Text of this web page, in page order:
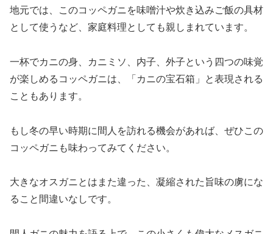
地元では、このコッペガニを味噌汁や炊き込みご飯の具材
として使うなど、家庭料理としても親しまれています。
一杯でカニの身、カニミソ、内子、外子という四つの味覚
が楽しめるコッペガニは、「カニの宝石箱」と表現される
こともあります。
もし冬の早い時期に間人を訪れる機会があれば、ぜひこの
コッペガニも味わってみてください。
大きなオスガニとはまた違った、凝縮された旨味の虜にな
ること間違いなしです。